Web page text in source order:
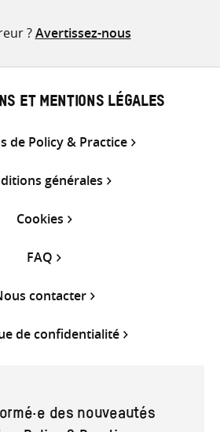
?Avertissez-nous
ET MENTIONS LÉGALES
de Policy & Practice
générales
Cookies
FAQ
contacter
de confidentialité
des nouveautés